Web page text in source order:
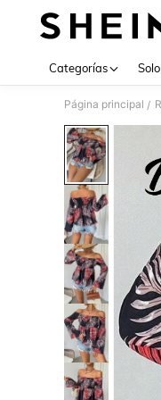
Categorías
Página principal /